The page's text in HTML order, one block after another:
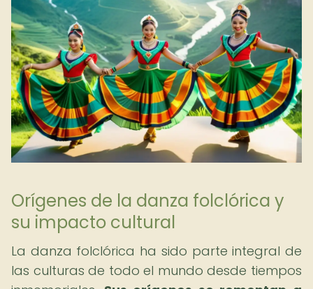
Orígenes de la danza folclórica y
su impacto cultural
La danza folclórica ha sido parte integral de
las culturas de todo el mundo desde tiempos